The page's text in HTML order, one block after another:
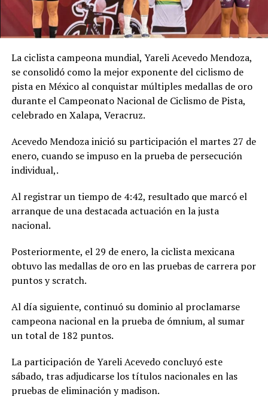
La ciclista campeona mundial, Yareli Acevedo Mendoza,
se consolidó como la mejor exponente del ciclismo de
pista en México al conquistar múltiples medallas de oro
durante el Campeonato Nacional de Ciclismo de Pista,
celebrado en Xalapa, Veracruz.
Acevedo Mendoza inició su participación el martes 27 de
enero, cuando se impuso en la prueba de persecución
individual,.
Al registrar un tiempo de 4:42, resultado que marcó el
arranque de una destacada actuación en la justa
nacional.
Posteriormente, el 29 de enero, la ciclista mexicana
obtuvo las medallas de oro en las pruebas de carrera por
puntos y scratch.
Al día siguiente, continuó su dominio al proclamarse
campeona nacional en la prueba de ómnium, al sumar
un total de 182 puntos.
La participación de Yareli Acevedo concluyó este
sábado, tras adjudicarse los títulos nacionales en las
pruebas de eliminación y madison.